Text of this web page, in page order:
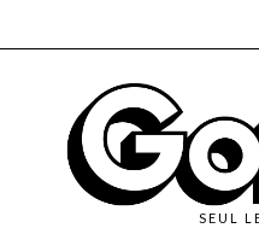
SEUL